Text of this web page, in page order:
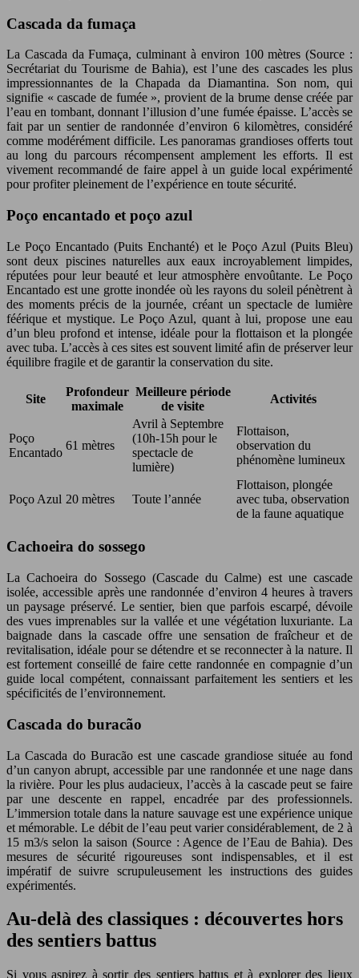
Cascada da fumaça
La Cascada da Fumaça, culminant à environ 100 mètres (Source :
Secrétariat du Tourisme de Bahia), est l’une des cascades les plus
impressionnantes de la Chapada da Diamantina. Son nom, qui
signifie « cascade de fumée », provient de la brume dense créée par
l’eau en tombant, donnant l’illusion d’une fumée épaisse. L’accès se
fait par un sentier de randonnée d’environ 6 kilomètres, considéré
comme modérément difficile. Les panoramas grandioses offerts tout
au long du parcours récompensent amplement les efforts. Il est
vivement recommandé de faire appel à un guide local expérimenté
pour profiter pleinement de l’expérience en toute sécurité.
Poço encantado et poço azul
Le Poço Encantado (Puits Enchanté) et le Poço Azul (Puits Bleu)
sont deux piscines naturelles aux eaux incroyablement limpides,
réputées pour leur beauté et leur atmosphère envoûtante. Le Poço
Encantado est une grotte inondée où les rayons du soleil pénètrent à
des moments précis de la journée, créant un spectacle de lumière
féérique et mystique. Le Poço Azul, quant à lui, propose une eau
d’un bleu profond et intense, idéale pour la flottaison et la plongée
avec tuba. L’accès à ces sites est souvent limité afin de préserver leur
équilibre fragile et de garantir la conservation du site.
Site
Profondeur
maximale
Meilleure période
de visite
Activités
Poço
Encantado
61 mètres
Avril à Septembre
(10h-15h pour le
spectacle de
lumière)
Flottaison,
observation du
phénomène lumineux
Poço Azul 20 mètres Toute l’année
Flottaison, plongée
avec tuba, observation
de la faune aquatique
Cachoeira do sossego
La Cachoeira do Sossego (Cascade du Calme) est une cascade
isolée, accessible après une randonnée d’environ 4 heures à travers
un paysage préservé. Le sentier, bien que parfois escarpé, dévoile
des vues imprenables sur la vallée et une végétation luxuriante. La
baignade dans la cascade offre une sensation de fraîcheur et de
revitalisation, idéale pour se détendre et se reconnecter à la nature. Il
est fortement conseillé de faire cette randonnée en compagnie d’un
guide local compétent, connaissant parfaitement les sentiers et les
spécificités de l’environnement.
Cascada do buracão
La Cascada do Buracão est une cascade grandiose située au fond
d’un canyon abrupt, accessible par une randonnée et une nage dans
la rivière. Pour les plus audacieux, l’accès à la cascade peut se faire
par une descente en rappel, encadrée par des professionnels.
L’immersion totale dans la nature sauvage est une expérience unique
et mémorable. Le débit de l’eau peut varier considérablement, de 2 à
15 m3/s selon la saison (Source : Agence de l’Eau de Bahia). Des
mesures de sécurité rigoureuses sont indispensables, et il est
impératif de suivre scrupuleusement les instructions des guides
expérimentés.
Au-delà des classiques : découvertes hors
des sentiers battus
Si vous aspirez à sortir des sentiers battus et à explorer des lieux